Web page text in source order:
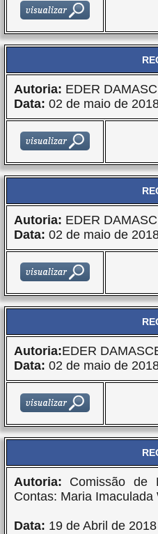
Autoria: EDER
Data: 02 de maio de
Autoria: EDER
Data: 02 de maio de
Autoria:EDER
Data: 02 de maio de
Autoria: Comissão de
Contas: Maria
Data: 19 de Abril de 2018